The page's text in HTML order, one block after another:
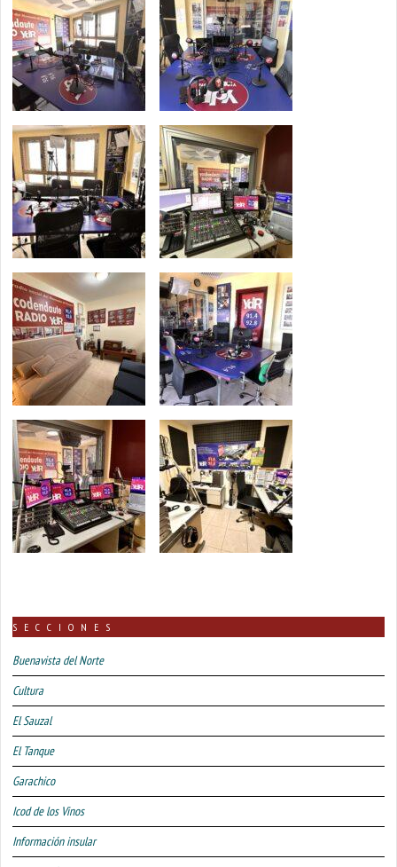
SECCIONES
Buenavista del Norte
Cultura
El Sauzal
El Tanque
Garachico
Icod de los Vinos
Información insular